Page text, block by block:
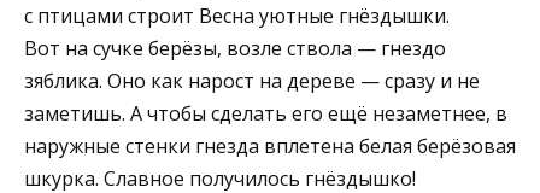
с птицами строит Весна уютные гнёздышки.
Вот на сучке берёзы, возле ствола — гнездо
зяблика. Оно как нарост на дереве — сразу и не
заметишь. А чтобы сделать его ещё незаметнее, в
наружные стенки гнезда вплетена белая берёзовая
шкурка. Славное получилось гнёздышко!